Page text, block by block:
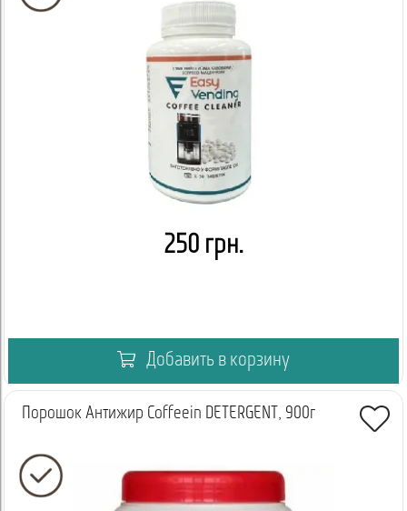
250 грн.
Добавить в корзину
Порошок Антижир Coffeein DETERGENT, 900г